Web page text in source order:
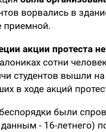
ворвались в
приемной.
акции протеста
сотни
студентов вышли
в ходе акций
были
- 16-летнего)